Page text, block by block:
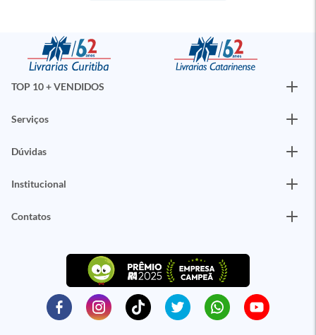
TOP 10 + VENDIDOS
Serviços
Dúvidas
Institucional
Contatos